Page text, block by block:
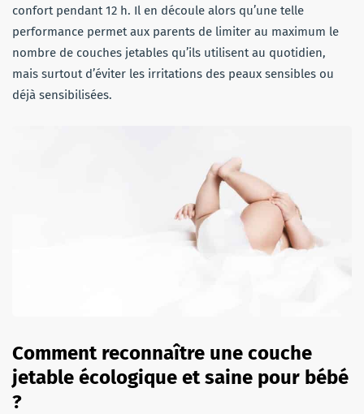
confort pendant 12 h. Il en découle alors qu’une telle
performance permet aux parents de limiter au maximum le
nombre de couches jetables qu’ils utilisent au quotidien,
mais surtout d’éviter les irritations des peaux sensibles ou
déjà sensibilisées.
Comment reconnaître une couche
jetable écologique et saine pour bébé
?